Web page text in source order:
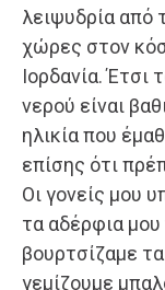
λειψυδρία από
χώρες στον
Ιορδανία. Έτσι
νερού είναι
ηλικία που
επίσης ότι
Οι γονείς μου
τα αδέρφια
βουρτσίζαμε
γεμίζουμε